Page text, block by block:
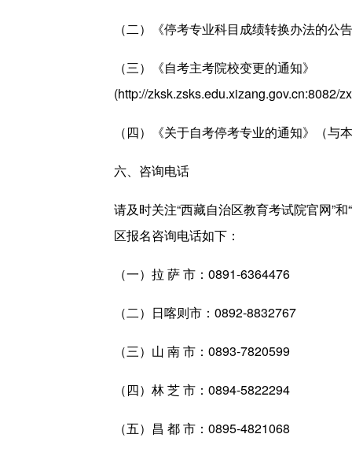
（二）《停考专业科目成绩转换办法的公
（三）《自考主考院校变更的通知》
(http://zksk.zsks.edu.xizang.gov.cn:8082/
（四）《关于自考停考专业的通知》（与
六、咨询电话
请及时关注“西藏自治区教育考试院官网”
区报名咨询电话如下：
（一）拉 萨 市：0891-6364476
（二）日喀则市：0892-8832767
（三）山 南 市：0893-7820599
（四）林 芝 市：0894-5822294
（五）昌 都 市：0895-4821068